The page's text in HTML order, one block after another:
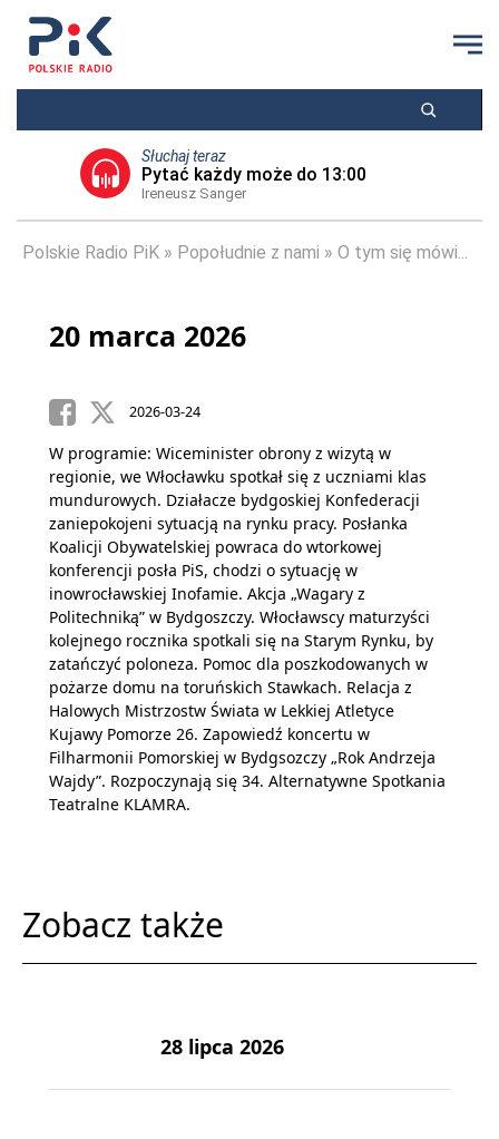
Słuchaj teraz
Pytać każdy może do 13:00
Ireneusz Sanger
Polskie Radio PiK Popołudnie z nami O tym się mówi...
20 marca 2026
2026-03-24
W programie: Wiceminister obrony z wizytą w
regionie, we Włocławku spotkał się z uczniami klas
mundurowych. Działacze bydgoskiej Konfederacji
zaniepokojeni sytuacją na rynku pracy. Posłanka
Koalicji Obywatelskiej powraca do wtorkowej
konferencji posła PiS, chodzi o sytuację w
inowrocławskiej Inofamie. Akcja „Wagary z
Politechniką” w Bydgoszczy. Włocławscy maturzyści
kolejnego rocznika spotkali się na Starym Rynku, by
zatańczyć poloneza. Pomoc dla poszkodowanych w
pożarze domu na toruńskich Stawkach. Relacja z
Halowych Mistrzostw Świata w Lekkiej Atletyce
Kujawy Pomorze 26. Zapowiedź koncertu w
Filharmonii Pomorskiej w Bydgsozczy „Rok Andrzeja
Wajdy”. Rozpoczynają się 34. Alternatywne Spotkania
Teatralne KLAMRA.
Zobacz także
28 lipca 2026